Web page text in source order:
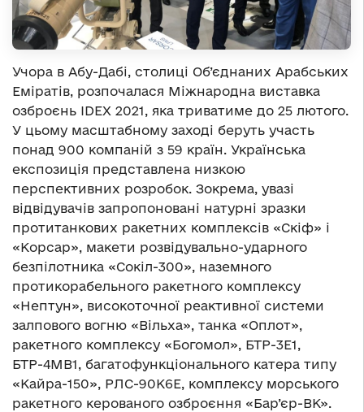
Учора в Абу-Дабі, столиці Об’єднаних Арабських
Еміратів, розпочалася Міжнародна виставка
озброєнь IDEX 2021, яка триватиме до 25 лютого.
У цьому масштабному заході беруть участь
понад 900 компаній з 59 країн. Українська
експозиція представлена низкою
перспективних розробок. Зокрема, увазі
відвідувачів запропоновані натурні зразки
протитанкових ракетних комплексів «Скіф» і
«Корсар», макети розвідувально-ударного
безпілотника «Сокіл-300», наземного
протикорабельного ракетного комплексу
«Нептун», високоточної реактивної системи
залпового вогню «Вільха», танка «Оплот»,
ракетного комплексу «Богомол», БТР-3Е1,
БТР-4МВ1, багатофункціонального катера типу
«Кайра-150», РЛС-90К6Е, комплексу морського
ракетного керованого озброєння «Бар’єр-ВК».